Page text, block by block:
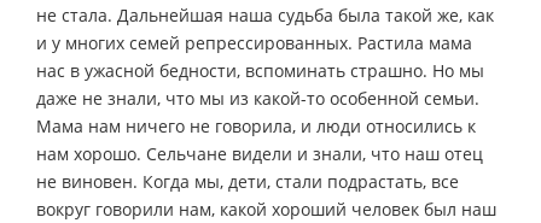
не стала. Дальнейшая наша судьба была такой же, как
и у многих семей репрессированных. Растила мама
нас в ужасной бедности, вспоминать страшно. Но мы
даже не знали, что мы из какой-то особенной семьи.
Мама нам ничего не говорила, и люди относились к
нам хорошо. Сельчане видели и знали, что наш отец
не виновен. Когда мы, дети, стали подрастать, все
вокруг говорили нам, какой хороший человек был наш